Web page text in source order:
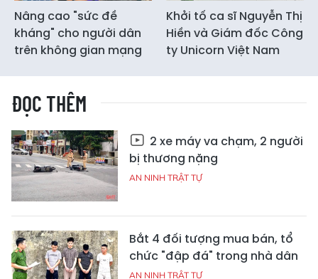
Nâng cao "sức đề
kháng" cho người dân
trên không gian mạng
Khởi tố ca sĩ Nguyễn Thị
Hiền và Giám đốc Công
ty Unicorn Việt Nam
ĐỌC THÊM
2 xe máy va chạm, 2 người
bị thương nặng
AN NINH TRẬT TỰ
Bắt 4 đối tượng mua bán, tổ
chức "đập đá" trong nhà dân
AN NINH TRẬT TỰ